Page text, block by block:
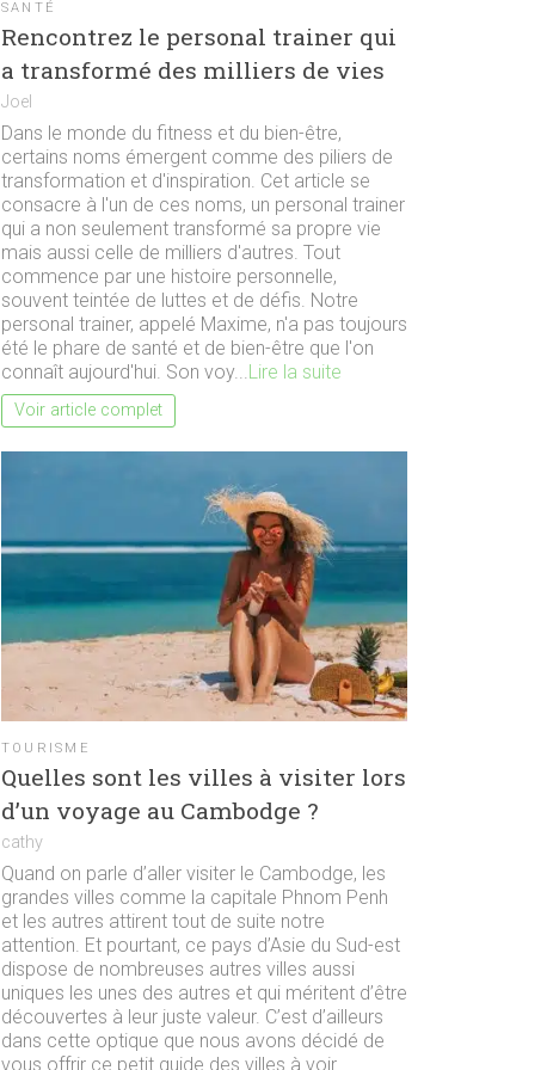
SANTÉ
Rencontrez le personal trainer qui
a transformé des milliers de vies
Joel
Dans le monde du fitness et du bien-être,
certains noms émergent comme des piliers de
transformation et d'inspiration. Cet article se
consacre à l'un de ces noms, un personal trainer
qui a non seulement transformé sa propre vie
mais aussi celle de milliers d'autres. Tout
commence par une histoire personnelle,
souvent teintée de luttes et de défis. Notre
personal trainer, appelé Maxime, n'a pas toujours
été le phare de santé et de bien-être que l'on
connaît aujourd'hui. Son voy...Lire la suite
Voir article complet
TOURISME
Quelles sont les villes à visiter lors
d’un voyage au Cambodge ?
cathy
Quand on parle d’aller visiter le Cambodge, les
grandes villes comme la capitale Phnom Penh
et les autres attirent tout de suite notre
attention. Et pourtant, ce pays d’Asie du Sud-est
dispose de nombreuses autres villes aussi
uniques les unes des autres et qui méritent d’être
découvertes à leur juste valeur. C’est d’ailleurs
dans cette optique que nous avons décidé de
vous offrir ce petit guide des villes à voir